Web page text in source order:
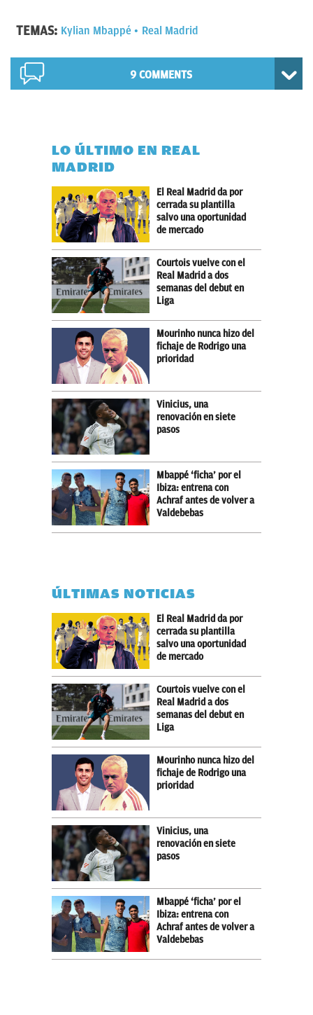
TEMAS: Kylian Mbappé Real Madrid
9 COMMENTS
LO ÚLTIMO EN REAL
MADRID
El Real Madrid da por
cerrada su plantilla
salvo una oportunidad
de mercado
Courtois vuelve con el
Real Madrid a dos
semanas del debut en
Liga
Mourinho nunca hizo del
fichaje de Rodrigo una
prioridad
Vinicius, una
renovación en siete
pasos
Mbappé ‘ficha’ por el
Ibiza: entrena con
Achraf antes de volver a
Valdebebas
ÚLTIMAS NOTICIAS
El Real Madrid da por
cerrada su plantilla
salvo una oportunidad
de mercado
Courtois vuelve con el
Real Madrid a dos
semanas del debut en
Liga
Mourinho nunca hizo del
fichaje de Rodrigo una
prioridad
Vinicius, una
renovación en siete
pasos
Mbappé ‘ficha’ por el
Ibiza: entrena con
Achraf antes de volver a
Valdebebas